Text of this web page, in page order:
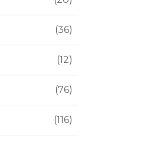
36
12
76
116